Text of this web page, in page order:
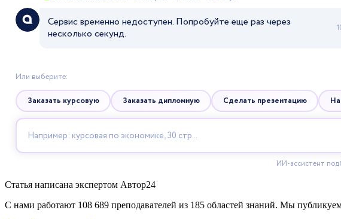
Статья написана экспертом Автор24
С нами работают 108 689 преподавателей из 185 областей знаний. Мы